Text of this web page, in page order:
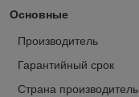
Основные
Производитель
Гарантийный срок
Страна производитель